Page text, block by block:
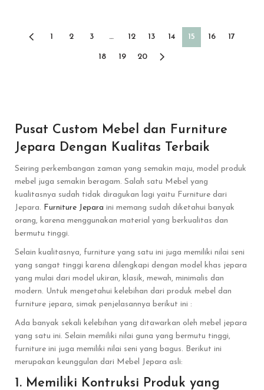
1 2 3 … 12 13 14 15 16 17
18 19 20
Pusat Custom Mebel dan Furniture
Jepara Dengan Kualitas Terbaik
Seiring perkembangan zaman yang semakin maju, model produk
mebel juga semakin beragam. Salah satu Mebel yang
kualitasnya sudah tidak diragukan lagi yaitu Furniture dari
Jepara. Furniture Jepara ini memang sudah diketahui banyak
orang, karena menggunakan material yang berkualitas dan
bermutu tinggi.
Selain kualitasnya, furniture yang satu ini juga memiliki nilai seni
yang sangat tinggi karena dilengkapi dengan model khas jepara
yang mulai dari model ukiran, klasik, mewah, minimalis dan
modern. Untuk mengetahui kelebihan dari produk mebel dan
furniture jepara, simak penjelasannya berikut ini :
Ada banyak sekali kelebihan yang ditawarkan oleh mebel jepara
yang satu ini. Selain memiliki nilai guna yang bermutu tinggi,
furniture ini juga memiliki nilai seni yang bagus. Berikut ini
merupakan keunggulan dari Mebel Jepara asli:
1. Memiliki Kontruksi Produk yang